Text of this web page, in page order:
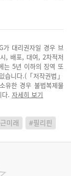
가 대리권자일 경우 브
, 배포, 대여, 2차적저
는 5년 이하의 징역 또
니다.(「저작권법」
유한 경우 불법복제물
다. 자세히 보기
미래 #필리핀